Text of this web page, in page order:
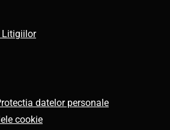
Litigiilor
datelor personale
cookie